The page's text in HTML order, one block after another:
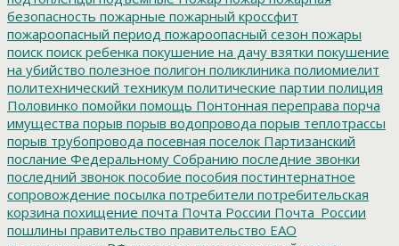
безопасность пожарные пожарный кроссфит
пожароопасный период пожароопасный сезон пожары
поиск поиск ребенка покушение на дачу взятки покушение
на убийство полезное полигон поликлиника полиомиелит
политехнический техникум политические партии полиция
Половинко помойки помощь Понтонная переправа порча
имущества порыв порыв водопровода порыв теплотрассы
порыв трубопровода посевная поселок Партизанский
послание Федеральному Собранию последние звонки
последний звонок пособие пособия постинтернатное
сопровождение посылка потребители потребительская
корзина похищение почта Почта России Почта_России
пошлины правительство правительство ЕАО